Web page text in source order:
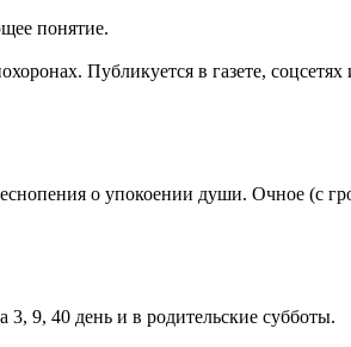
понятие.
Публикуется в газете,
о упокоении души. Очное (с
9, 40 день и в родительские субботы.